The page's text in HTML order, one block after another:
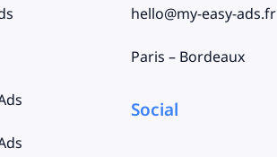
hello@my-easy-ads.fr
Paris – Bordeaux
Social